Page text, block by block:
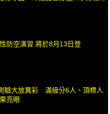
防空演習 將於8月13日登
驗大放異彩 滿級分6人、頂標人
亮眼